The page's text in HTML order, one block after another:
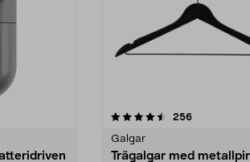
256recensioner
Galgar
Trägalgar med
4.0av 5 stjärnor